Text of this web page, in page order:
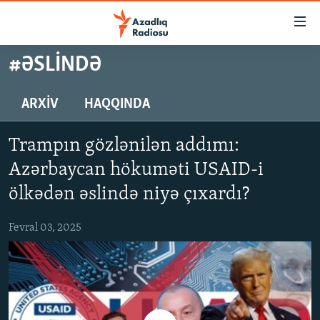
Əsas
məzmuna
Əsas
qayıt
Axtarışa
GÜNDƏM
#İZAHLA
#ƏSLINDƏ
FƏRQƏ BAX
ARAŞDIRMA
MULTIMEDIA
VIDEO
FOTOQALEREYA
RADIO ARXIV
OXU ZALI
HAQQIMIZDA
#ƏSLINDƏ
ARXIV HAQQINDA
Trampın gözlənilən addımı:
Azərbaycan hökuməti USAID-i
ölkədən əslində niyə çıxardı?
Fevral 03, 2025